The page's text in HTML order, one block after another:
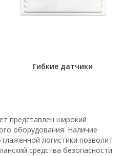
Гибкие датчики
представлен широкий
оборудования. Наличие
логистики позволит
средства безопасности